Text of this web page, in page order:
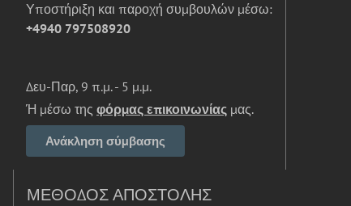
Υποστήριξη και παροχή συμβουλών μέσω:
+4940 797508920
Δευ-Παρ, 9 π.μ. - 5 μ.μ.
Ή μέσω της φόρμας επικοινωνίας μας.
Ανάκληση σύμβασης
ΜΈΘΟΔΟΣ ΑΠΟΣΤΟΛΉΣ